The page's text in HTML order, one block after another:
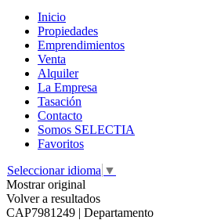
Inicio
Propiedades
Emprendimientos
Venta
Alquiler
La Empresa
Tasación
Contacto
Somos SELECTIA
Favoritos
Seleccionar idioma ▼
Mostrar original
Volver a resultados
CAP7981249 | Departamento